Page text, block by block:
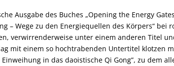
Ausgabe des Buches „Opening the Energy
– Wege zu den Energiequellen des Körpers“ bei
verwirrenderweise unter einem anderen Titel
mit einem so hochtrabenden Untertitel klotzen
in das daoistische Qi Gong”, zu dem